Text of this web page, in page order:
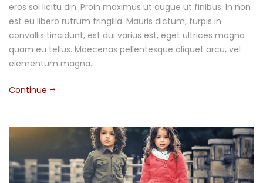
eros sol licitu din. Proin maximus ut augue ut finibus. In non
est eu libero rutrum fringilla. Mauris dictum, turpis in
convallis tincidunt, est dui varius est, eget ultrices magna
quam eu tellus. Maecenas pellentesque aliquet arcu, vel
elementum magna…
Continue